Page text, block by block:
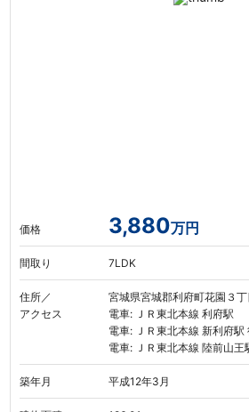
価格 3,880万円
間取り 7LDK
住所／
アクセス
宮城県宮城郡利府町花園３丁
電車: ＪＲ東北本線 利府駅
電車: ＪＲ東北本線 新利府
電車: ＪＲ東北本線 陸前山王
築年月 平成12年3月